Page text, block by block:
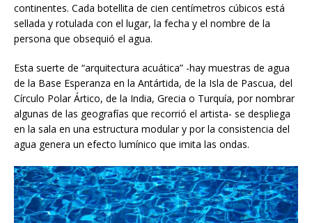
continentes. Cada botellita de cien centímetros cúbicos está
sellada y rotulada con el lugar, la fecha y el nombre de la
persona que obsequió el agua.
Esta suerte de “arquitectura acuática” -hay muestras de agua
de la Base Esperanza en la Antártida, de la Isla de Pascua, del
Círculo Polar Ártico, de la India, Grecia o Turquía, por nombrar
algunas de las geografías que recorrió el artista- se despliega
en la sala en una estructura modular y por la consistencia del
agua genera un efecto lumínico que imita las ondas.